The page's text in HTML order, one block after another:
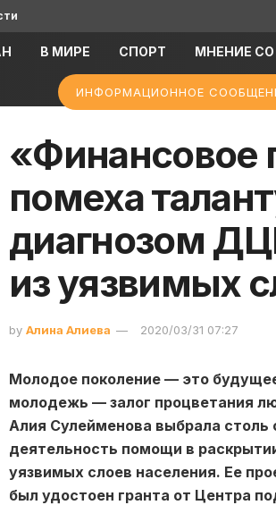
В МИРЕ СПОРТ МНЕНИЕ
ИНФОРМАЦИОННОЕ
«Финансовое
помеха
диагнозом
из уязвимых
by Алина Алиева 2020/03/31 07:27
Молодое поколение — это
молодежь — залог процветания
Алия Сулейменова выбрала
деятельность помощи в
уязвимых слоев населения. Ее
был удостоен гранта от Центра